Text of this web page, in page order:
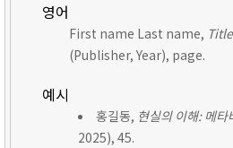
영어
First name Last name,
(Publisher, Year), page.
예시
홍길동, 현실의 이해: 메
2025), 45.